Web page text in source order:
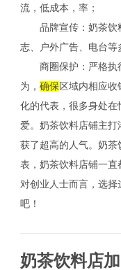
流，低成本，率；
品牌宣传：奶茶饮
志、户外广告、电台等
商圈保护：严格执
为， 确保区域内相应收
化的代表，很多身处
爱。奶茶饮料店铺主
获了超高的人气。奶
表，奶茶饮料店铺一直
对创业人士而言，选
吧！
奶茶饮料店